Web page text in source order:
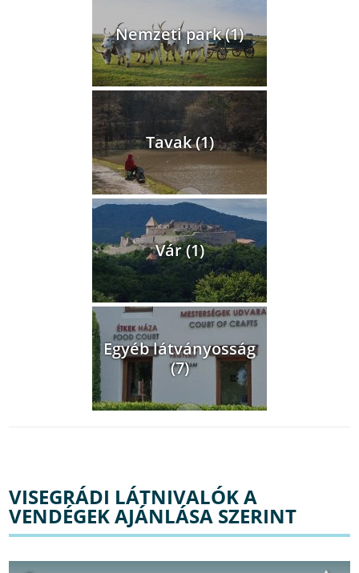
Nemzeti park (1)
Tavak (1)
Vár (1)
Egyéb látványosság
(7)
VISEGRÁDI LÁTNIVALÓK A
VENDÉGEK AJÁNLÁSA SZERINT